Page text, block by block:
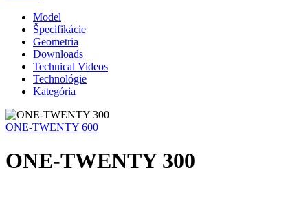
Model
Špecifikácie
Geometria
Downloads
Technical Videos
Technológie
Kategória
ONE-TWENTY 600
ONE-TWENTY 300